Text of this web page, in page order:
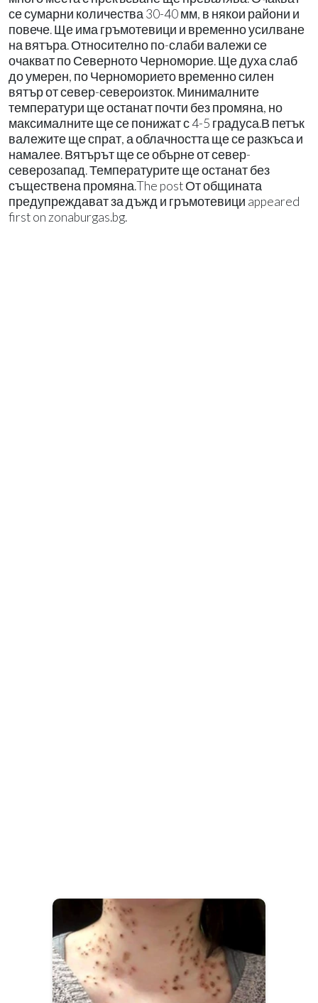
се сумарни количества 30-40 мм, в някои райони и
повече. Ще има гръмотевици и временно усилване
на вятъра. Относително по-слаби валежи се
очакват по Северното Черноморие. Ще духа слаб
до умерен, по Черноморието временно силен
вятър от север-североизток. Минималните
температури ще останат почти без промяна, но
максималните ще се понижат с 4-5 градуса.В петък
валежите ще спрат, а облачността ще се разкъса и
намалее. Вятърът ще се обърне от север-
северозапад. Температурите ще останат без
съществена промяна.The post От общината
предупреждават за дъжд и гръмотевици appeared
first on zonaburgas.bg.